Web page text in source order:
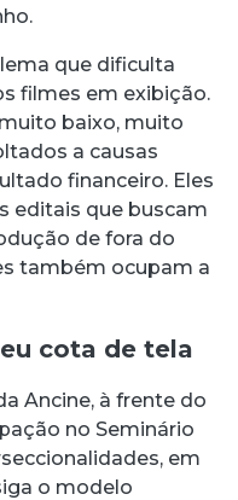
que dificulta
filmes em exibição.
baixo, muito
a causas
financeiro. Eles
editais que buscam
de fora do
também ocupam a
cota de tela
Ancine, à frente do
no Seminário
em
o modelo